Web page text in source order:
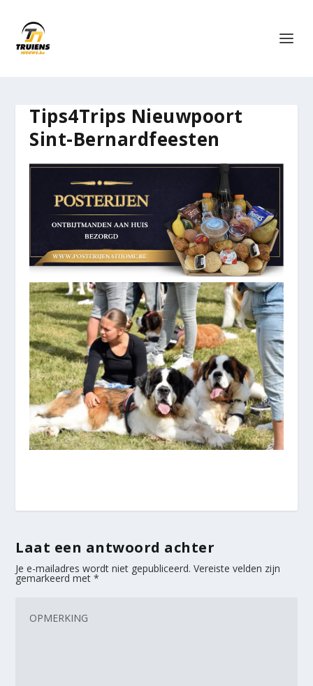
Tips4Trips Nieuwpoort
Sint-Bernardfeesten
Laat een antwoord achter
Je e-mailadres wordt niet gepubliceerd. Vereiste velden zijn
gemarkeerd met*